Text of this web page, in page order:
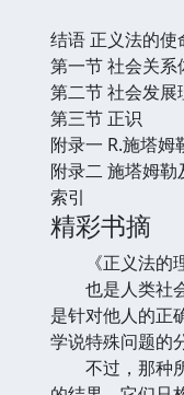
结语 正义法的使
第一节 社会关系
第二节 社会发展
第三节 正识
附录一 R.施塔姆
附录二 施塔姆勒
索引
精彩书摘
《正义法的理
也是人类社会
是针对他人的正
学说特殊问题的
不过，那种所